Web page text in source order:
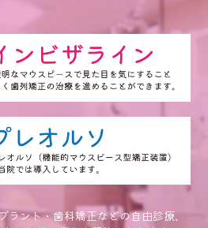
ラント・歯科矯正などの自由診療、